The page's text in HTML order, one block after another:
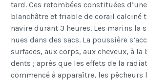
tard. Ces retombées constituées
blanchâtre et friable de corail calciné
navire durant 3 heures. Les marins la
nues dans des sacs. La poussière
surfaces, aux corps, aux cheveux, à la
dents ; après que les effets de la
commencé à apparaître, les